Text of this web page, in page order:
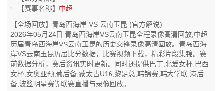
【赛事名称】 中超
【全场回放】青岛西海岸 VS 云南玉昆 (官方解说)
2026年05月24日 青岛西海岸VS云南玉昆全程录像高清回放,中超
历届青岛西海岸VS云南玉昆的历史交锋录像高清回放。青岛西海
岸VS云南玉昆历届比分数据，比赛视频下载，精彩片段集锦。赛
前数据分析，赛后资讯实时更新。同时还提供巴丁,北爱女杯,巴西
女杯,女奥亚预,葡后备,蒙太古U16,黎足总,韩锦赛,韩大学联,港后
备,波篮明星赛等联赛直播与录像回放。